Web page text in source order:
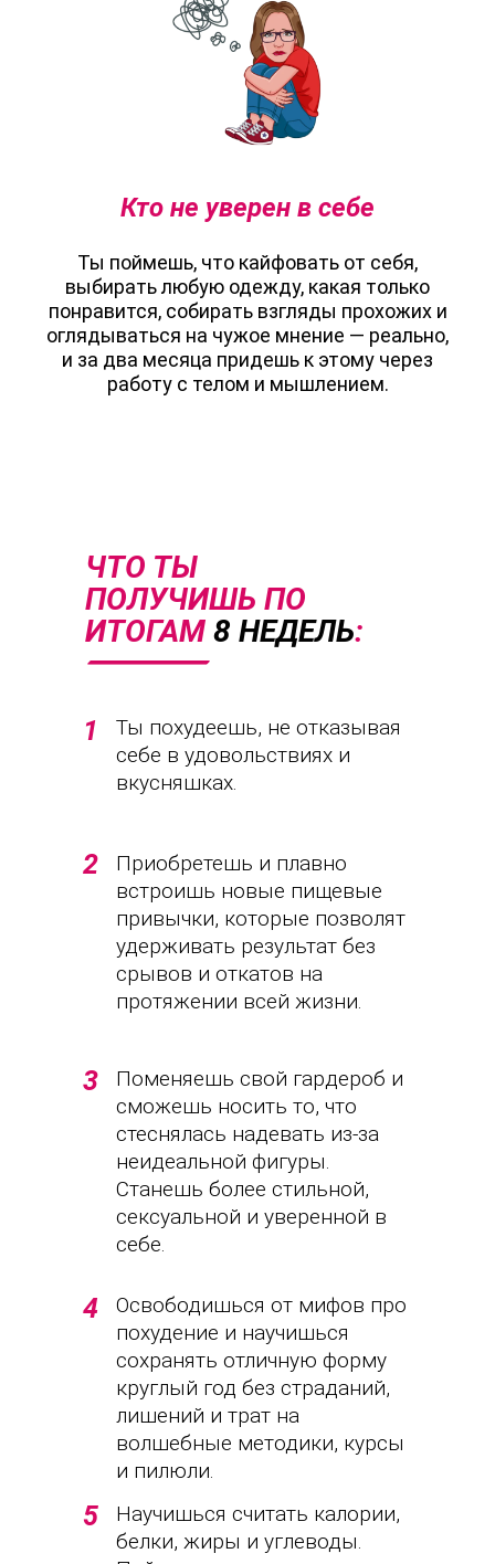
Кто не уверен в себе
Ты поймешь, что кайфовать от себя,
выбирать любую одежду, какая только
понравится, собирать взгляды прохожих и
оглядываться на чужое мнение — реально,
и за два месяца придешь к этому через
работу с телом и мышлением.
ЧТО ТЫ
ПОЛУЧИШЬ ПО
ИТОГАМ 8 НЕДЕЛЬ:
Ты похудеешь, не отказывая
себе в удовольствиях и
вкусняшках.
Поменяешь свой гардероб и
сможешь носить то, что
стеснялась надевать из-за
неидеальной фигуры.
Станешь более стильной,
сексуальной и уверенной в
себе.
Приобретешь и плавно
встроишь новые пищевые
привычки, которые позволят
удерживать результат без
срывов и откатов на
протяжении всей жизни.
Освободишься от мифов про
похудение и научишься
сохранять отличную форму
круглый год без страданий,
лишений и трат на
волшебные методики, курсы
и пилюли.
Научишься считать калории,
белки, жиры и углеводы.
1
2
3
4
5